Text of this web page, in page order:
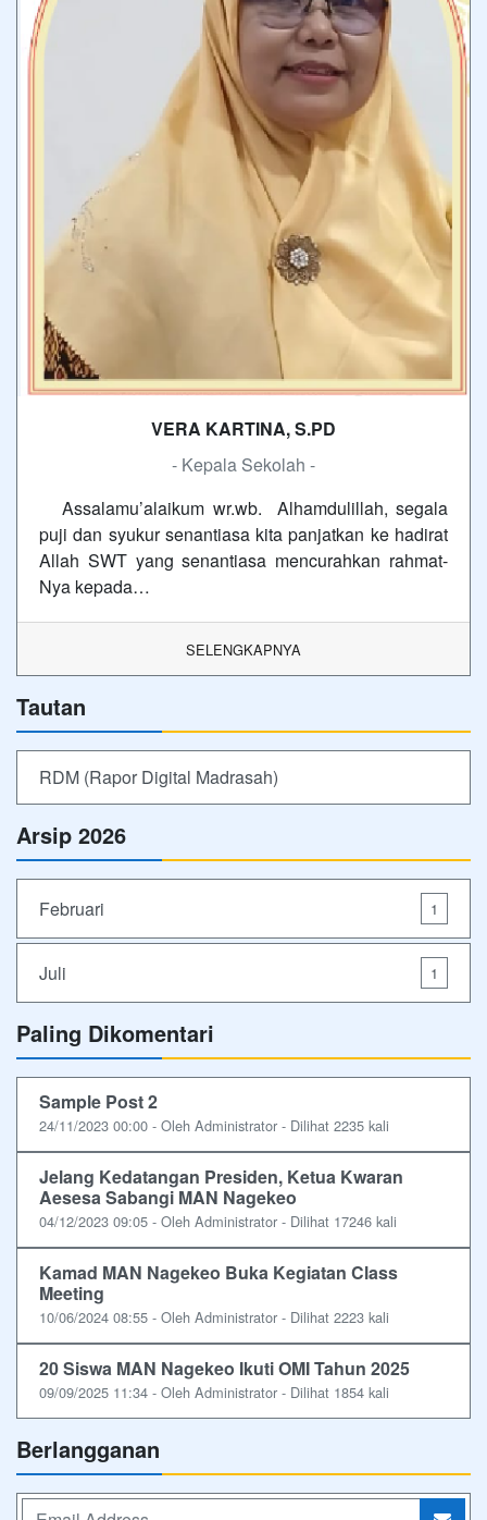
VERA KARTINA, S.PD
- Kepala Sekolah -
Assalamu’alaikum wr.wb. Alhamdulillah, segala
puji dan syukur senantiasa kita panjatkan ke hadirat
Allah SWT yang senantiasa mencurahkan rahmat-
Nya kepada…
SELENGKAPNYA
Tautan
RDM (Rapor Digital Madrasah)
Arsip 2026
Februari 1
Juli 1
Paling Dikomentari
Sample Post 2
24/11/2023 00:00 - Oleh Administrator - Dilihat 2235 kali
Jelang Kedatangan Presiden, Ketua Kwaran
Aesesa Sabangi MAN Nagekeo
04/12/2023 09:05 - Oleh Administrator - Dilihat 17246 kali
Kamad MAN Nagekeo Buka Kegiatan Class
Meeting
10/06/2024 08:55 - Oleh Administrator - Dilihat 2223 kali
20 Siswa MAN Nagekeo Ikuti OMI Tahun 2025
09/09/2025 11:34 - Oleh Administrator - Dilihat 1854 kali
Berlangganan